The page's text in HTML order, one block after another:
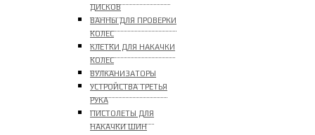
ДИСКОВ
ВАННЫ ДЛЯ ПРОВЕРКИ
КОЛЕС
КЛЕТКИ ДЛЯ НАКАЧКИ
КОЛЕС
ВУЛКАНИЗАТОРЫ
УСТРОЙСТВА ТРЕТЬЯ
РУКА
ПИСТОЛЕТЫ ДЛЯ
НАКАЧКИ ШИН